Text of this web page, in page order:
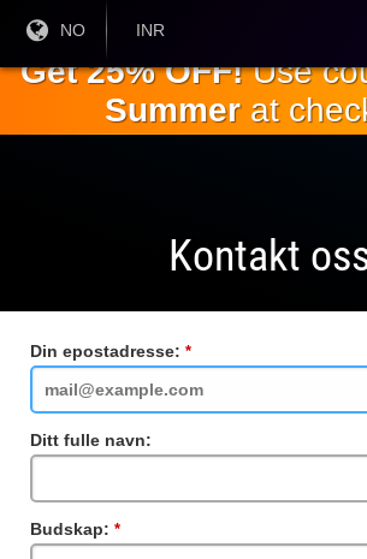
Nåværende
språk:
NO
Gjeldende
INR
Get 25% OFF!Use
Summerat
Kontakt
Din epostadresse:
felt
Ditt fulle navn:
Budskap:
felt